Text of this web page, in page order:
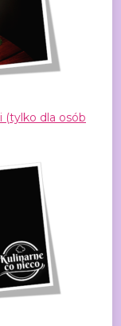
(tylko dla osób